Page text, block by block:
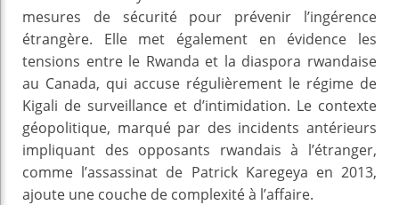
mesures de sécurité pour prévenir l’ingérence
étrangère. Elle met également en évidence les
tensions entre le Rwanda et la diaspora rwandaise
au Canada, qui accuse régulièrement le régime de
Kigali de surveillance et d’intimidation. Le contexte
géopolitique, marqué par des incidents antérieurs
impliquant des opposants rwandais à l’étranger,
comme l’assassinat de Patrick Karegeya en 2013,
ajoute une couche de complexité à l’affaire.